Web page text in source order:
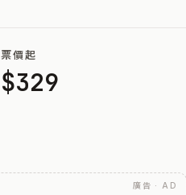
票價起
$329
廣告 · AD